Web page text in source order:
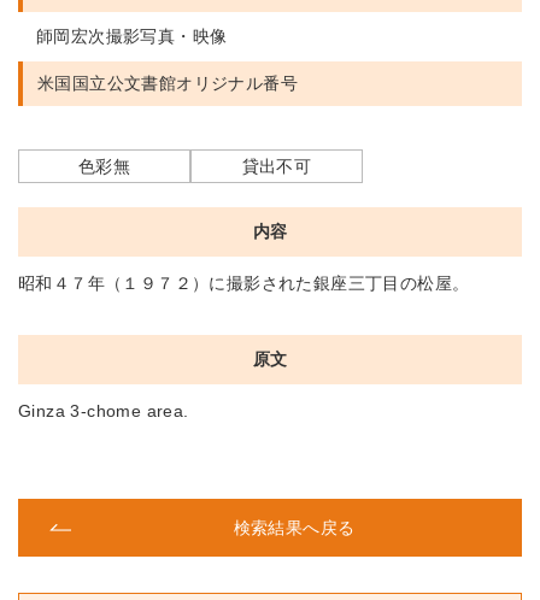
師岡宏次撮影写真・映像
米国国立公文書館オリジナル番号
色彩無 貸出不可
内容
昭和４７年（１９７２）に撮影された銀座三丁目の松屋。
原文
Ginza 3-chome area.
検索結果へ戻る